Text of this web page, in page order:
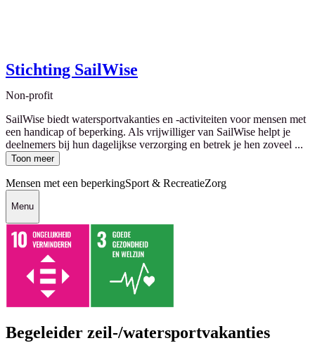
Stichting SailWise
Non-profit
SailWise biedt watersportvakanties en -activiteiten voor mensen met
een handicap of beperking. Als vrijwilliger van SailWise helpt je
deelnemers bij hun dagelijkse verzorging en betrek je hen zoveel ...
Toon meer
Mensen met een beperkingSport & RecreatieZorg
Menu
Begeleider zeil-/watersportvakanties